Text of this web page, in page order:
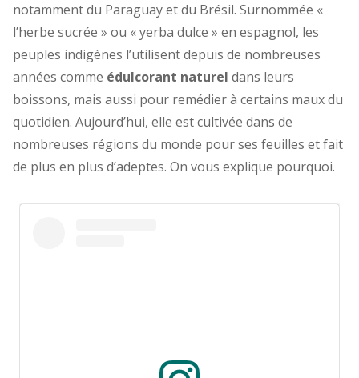
notamment du Paraguay et du Brésil. Surnommée «
l’herbe sucrée » ou « yerba dulce » en espagnol, les
peuples indigènes l’utilisent depuis de nombreuses
années comme édulcorant naturel dans leurs
boissons, mais aussi pour remédier à certains maux du
quotidien. Aujourd’hui, elle est cultivée dans de
nombreuses régions du monde pour ses feuilles et fait
de plus en plus d’adeptes. On vous explique pourquoi.